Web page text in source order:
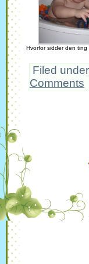
Hvorfor sidder den
Filed under
Comments